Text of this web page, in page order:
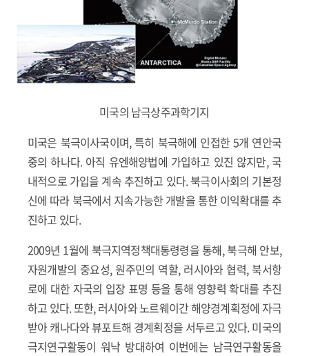
미국의 남극상주과학기지
미국은 북극이사국이며, 특히 북극해에 인접한 5개 연안국
중의 하나다. 아직 유엔해양법에 가입하고 있진 않지만, 국
내적으로 가입을 계속 추진하고 있다. 북극이사회의 기본정
신에 따라 북극에서 지속가능한 개발을 통한 이익확대를 추
진하고 있다.
2009년 1월에 북극지역정책대통령령을 통해, 북극해 안보,
자원개발의 중요성, 원주민의 역할, 러시아와 협력, 북서항
로에 대한 자국의 입장 표명 등을 통해 영향력 확대를 추진
하고 있다. 또한, 러시아와 노르웨이간 해양경계획정에 자극
받아 캐나다와 뷰포트해 경계획정을 서두르고 있다. 미국의
극지연구활동이 워낙 방대하여 이번에는 남극연구활동을